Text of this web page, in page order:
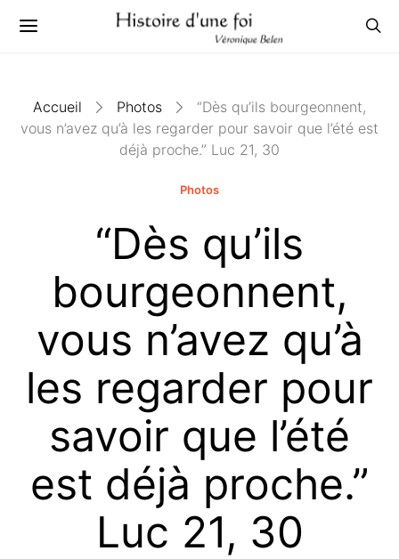
Accueil Photos
“Dès qu’ils bourgeonnent,
vous n’avez qu’à les regarder pour savoir que l’été est
déjà proche.” Luc 21, 30
Photos
“Dès qu’ils
bourgeonnent,
vous n’avez qu’à
les regarder pour
savoir que l’été
est déjà proche.”
Luc 21, 30